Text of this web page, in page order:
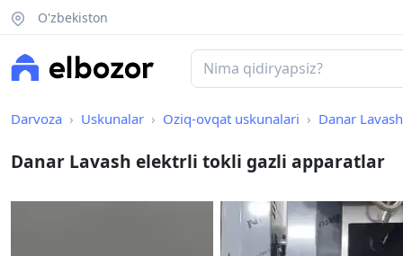
O'zbekiston
Darvoza Uskunalar Oziq-ovqat uskunalari Danar
Danar Lavash elektrli tokli gazli apparatlar